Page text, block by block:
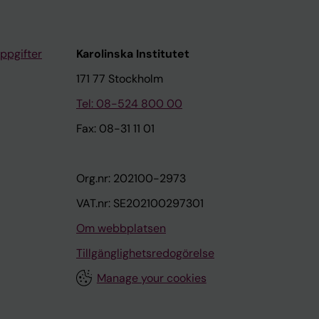
Karolinska Institutet
171 77 Stockholm
Tel: 08-524 800 00
Fax: 08-31 11 01
Org.nr: 202100-2973
VAT.nr: SE202100297301
Om webbplatsen
Tillgänglighetsredogörelse
Manage your cookies